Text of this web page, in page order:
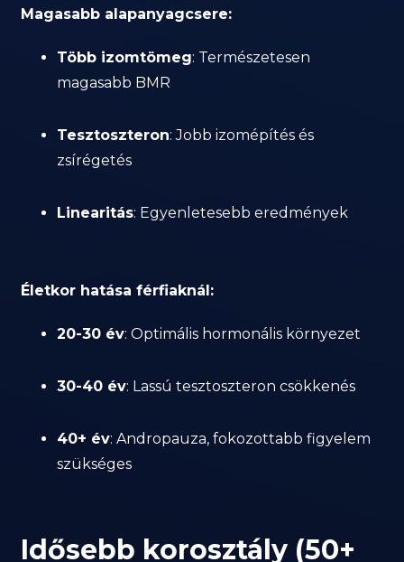
Magasabb alapanyagcsere:
Több izomtömeg: Természetesen
magasabb BMR
Tesztoszteron: Jobb izomépítés és
zsírégetés
Linearitás: Egyenletesebb eredmények
Életkor hatása férfiaknál:
20-30 év: Optimális hormonális környezet
30-40 év: Lassú tesztoszteron csökkenés
40+ év: Andropauza, fokozottabb figyelem
szükséges
Idősebb korosztály (50+